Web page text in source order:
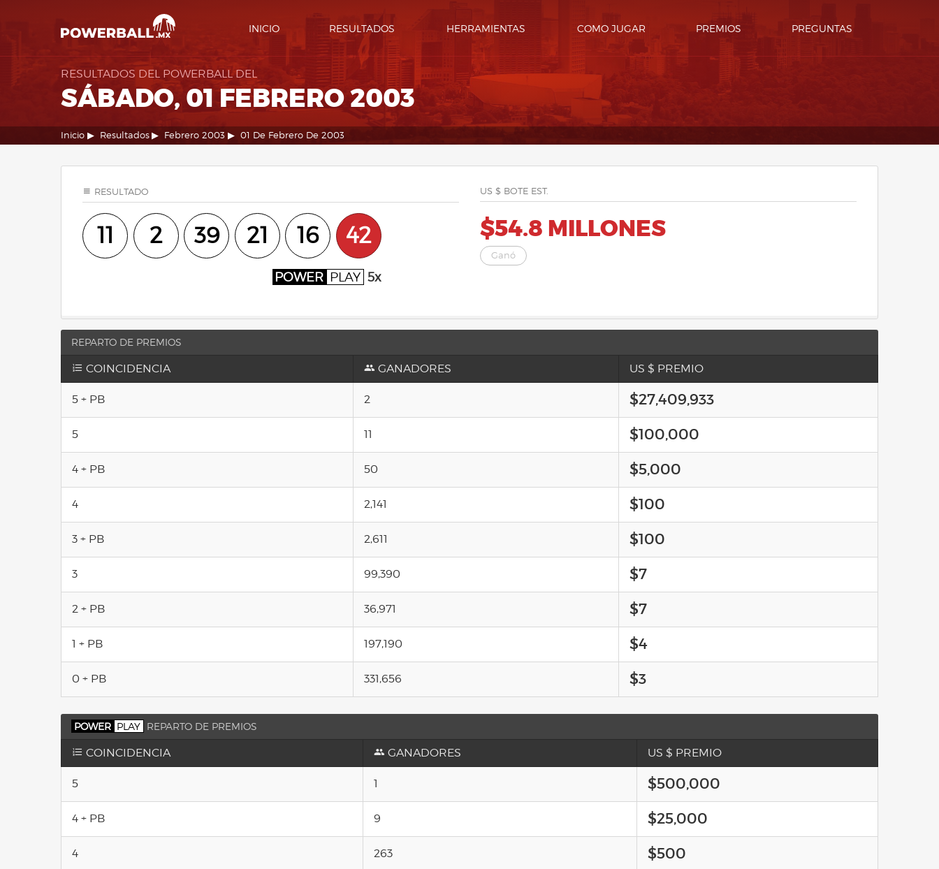
INICIO RESULTADOS HERRAMIENTAS COMO JUGAR PREMIOS PREGUNTAS
RESULTADOS DEL POWERBALL DEL
SÁBADO, 01 FEBRERO 2003
Inicio Resultados Febrero 2003 01 De Febrero De 2003
RESULTADO
11 2 39 21 16 42
POWER PLAY 5x
US $ BOTE EST.
$54.8 MILLONES
Ganó
REPARTO DE PREMIOS
COINCIDENCIA GANADORES US $ PREMIO
5 + PB 2 $27,409,933
5 11 $100,000
4 + PB 50 $5,000
4 2,141 $100
3 + PB 2,611 $100
3 99,390 $7
2 + PB 36,971 $7
1 + PB 197,190 $4
0 + PB 331,656 $3
POWER PLAY REPARTO DE PREMIOS
COINCIDENCIA GANADORES US $ PREMIO
5 1 $500,000
4 + PB 9 $25,000
4 263 $500